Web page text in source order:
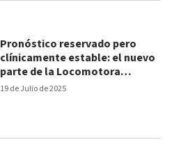
19 de Julio de 2025
Pronóstico reservado pero
clínicamente estable: el nuevo
parte de la Locomotora
Oliveras